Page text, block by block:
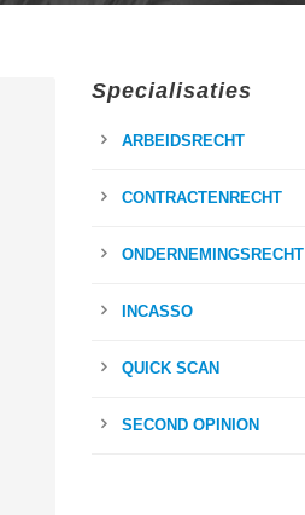
Specialisaties
ARBEIDSRECHT
CONTRACTENRECHT
ONDERNEMINGSRECHT
INCASSO
QUICK SCAN
SECOND OPINION